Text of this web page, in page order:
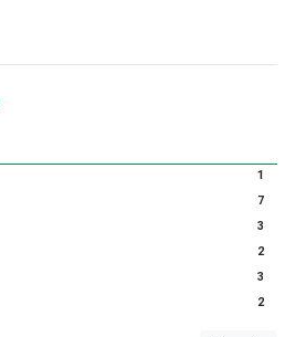
1
7
3
2
3
2